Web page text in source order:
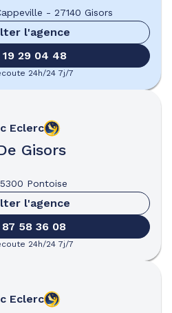
- 27140 Gisors
l'agence
19 29 04 48
24h/24 7j/7
Eclerc
Gisors
Pontoise
l'agence
87 58 36 08
24h/24 7j/7
Eclerc